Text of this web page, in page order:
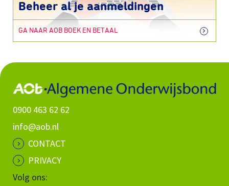
Beheer al je aanmeldingen
GA NAAR AOB BOEK EN BETAAL
0900 463 62 62
info@aob.nl
CONTACT
PRIVACY
Volg ons: